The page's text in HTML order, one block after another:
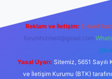
Reklam ve İletişim: E-mail:
forumhizmeti@gmail.com
Yasal Uyarı: Sitemiz, 5651
ve İletişim Kurumu (BTK)